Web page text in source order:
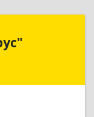
"Форус"
г, Ямская ул,